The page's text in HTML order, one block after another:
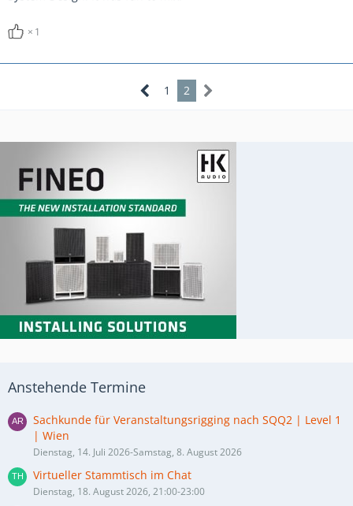
1
1 2
Anstehende Termine
Sachkunde für Veranstaltungsrigging nach SQQ2 | Level 1
| Wien
Dienstag, 14. Juli 2026-Samstag, 8. August 2026
Virtueller Stammtisch im Chat
Dienstag, 18. August 2026, 21:00-23:00